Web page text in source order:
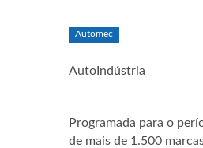
Automec
AutoIndústria
Programada para o
de mais de 1.500